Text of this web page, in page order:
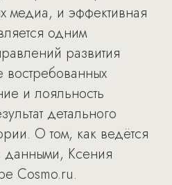
медиа, и эффективная
одним
развития
и лояльность
детального
О том, как ведётся
данными, Ксения
Cosmo.ru.